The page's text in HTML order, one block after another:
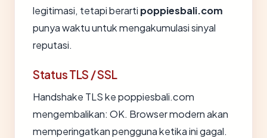
legitimasi, tetapi berarti poppiesbali.com
punya waktu untuk mengakumulasi sinyal
reputasi.
Status TLS / SSL
Handshake TLS ke poppiesbali.com
mengembalikan: OK. Browser modern akan
memperingatkan pengguna ketika ini gagal.